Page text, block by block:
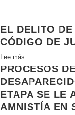
EL DELITO
CÓDIGO DE
Lee más
El
Delito
de
desobediencia
en
PROCESOS
ETAPA SE LE
AMNISTÍA EN